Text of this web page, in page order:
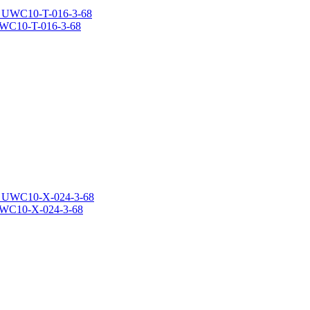
T-016-3-68
X-024-3-68